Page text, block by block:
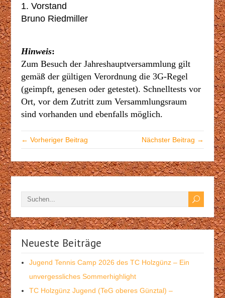
1. Vorstand
Bruno Riedmiller
Hinweis:
Zum Besuch der Jahreshauptversammlung gilt
gemäß der gültigen Verordnung die 3G-Regel
(geimpft, genesen oder getestet). Schnelltests vor
Ort, vor dem Zutritt zum Versammlungsraum
sind vorhanden und ebenfalls möglich.
← Vorheriger Beitrag Nächster Beitrag →
Neueste Beiträge
Jugend Tennis Camp 2026 des TC Holzgünz – Ein
unvergessliches Sommerhighlight
TC Holzgünz Jugend (TeG oberes Günztal) –